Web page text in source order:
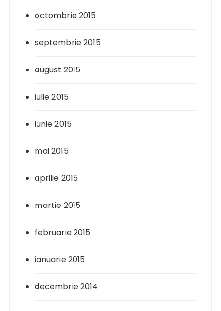
octombrie 2015
septembrie 2015
august 2015
iulie 2015
iunie 2015
mai 2015
aprilie 2015
martie 2015
februarie 2015
ianuarie 2015
decembrie 2014